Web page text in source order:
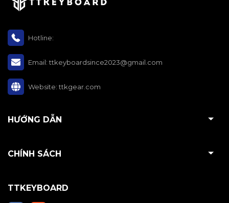
Hotline:
Email:ttkeyboardsince2023@gmail.com
Website:ttkgear.com
HƯỚNG DẪN
CHÍNH SÁCH
TTKEYBOARD